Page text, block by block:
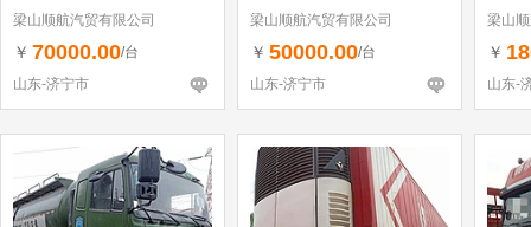
梁山顺航汽贸有限公司
￥ 70000.00/台
山东-济宁市
梁山顺航汽贸有限公司
￥ 50000.00/台
山东-济宁市
梁山
￥
山东-